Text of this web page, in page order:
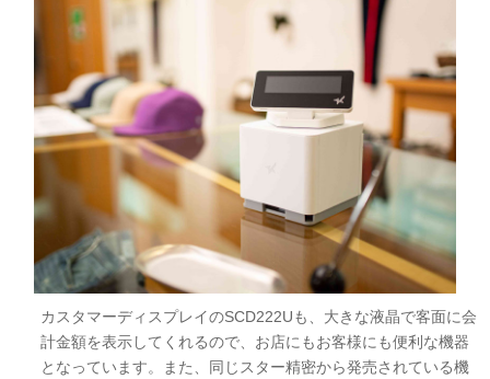
カスタマーディスプレイのSCD222Uも、大きな液晶で客面に会
計金額を表示してくれるので、お店にもお客様にも便利な機器
となっています。また、同じスター精密から発売されている機